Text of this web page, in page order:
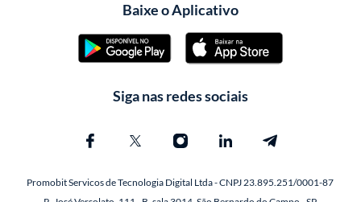
Baixe o Aplicativo
Siga nas redes sociais
Promobit Servicos de Tecnologia Digital Ltda - CNPJ 23.895.251/0001-87